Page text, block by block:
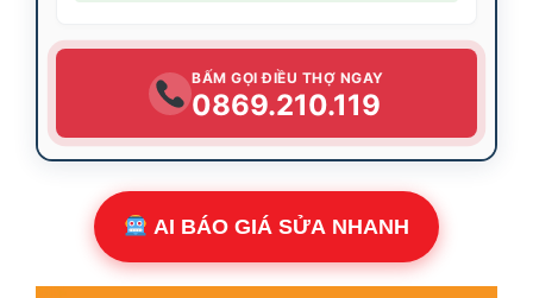
BẤM GỌI ĐIỀU THỢ NGAY
0869.210.119
AI BÁO GIÁ SỬA NHANH